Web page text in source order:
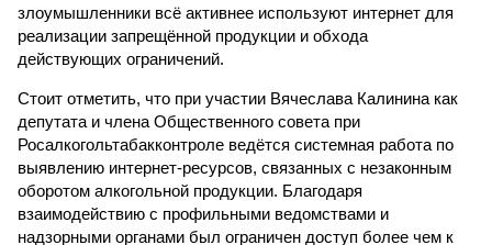
злоумышленники всё активнее используют интернет для
реализации запрещённой продукции и обхода
действующих ограничений.
Стоит отметить, что при участии Вячеслава Калинина как
депутата и члена Общественного совета при
Росалкогольтабакконтроле ведётся системная работа по
выявлению интернет-ресурсов, связанных с незаконным
оборотом алкогольной продукции. Благодаря
взаимодействию с профильными ведомствами и
надзорными органами был ограничен доступ более чем к